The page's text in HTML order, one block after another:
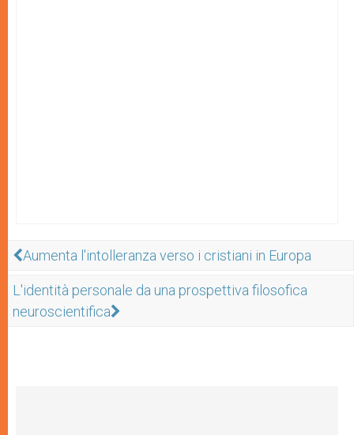
Aumenta l'intolleranza verso i cristiani in Europa
L'identità personale da una prospettiva filosofica
neuroscientifica